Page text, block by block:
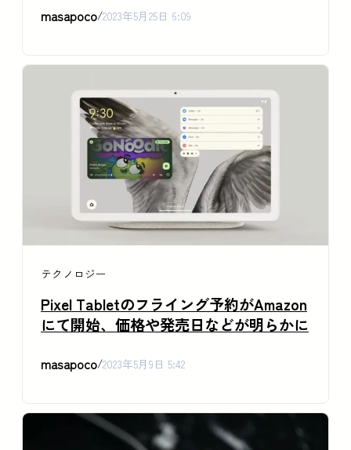
masapoco/2023年5月25日 6:09
テクノロジー
Pixel Tabletのフライング予約がAmazon
にて開始、価格や発売日などが明らかに
masapoco/2023年5月9日 5:42